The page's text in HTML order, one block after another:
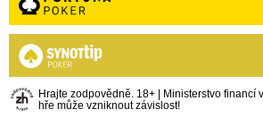
Hrajte zodpovědně. 18+ | Ministerstvo financí
hře může vzniknout závislost!